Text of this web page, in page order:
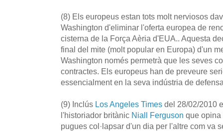
(8) Els europeus estan tots molt nerviosos
Washington d'eliminar l'oferta europea de
cisterna de la Força Aèria d'EUA.. Aquesta
final del mite (molt popular en Europa) d'un
Washington només permetrà que les seves
contractes. Els europeus han de preveure
essencialment en la seva indústria de
(9) Inclús Los Angeles Times del 28/02/2010
l'historiador britànic Niall Ferguson que opina
pugues col·lapsar d'un dia per l'altre com va